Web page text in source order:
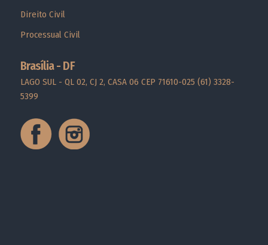
Direito Civil
Processual Civil
Brasília - DF
LAGO SUL - QL 02, CJ 2, CASA 06 CEP 71610-025 (61) 3328-
5399